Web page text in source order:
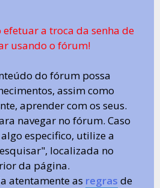
efetuar a troca da senha de
usando o fórum!
do fórum possa
assim como
aprender com os seus.
navegar no fórum. Caso
especifico, utilize a
localizada no
da página.
atentamente as regras de